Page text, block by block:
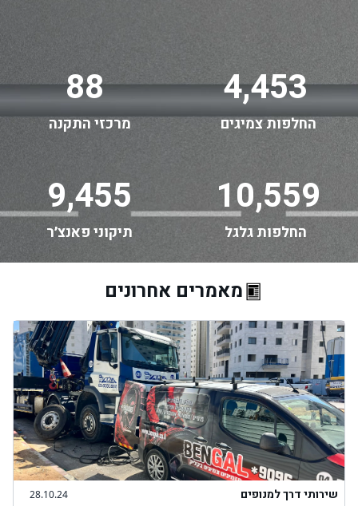
88
מרכזי התקנה
4,453
החלפות צמיגים
9,455
תיקוני פאנצ׳ר
10,559
החלפות גלגל
מאמרים אחרונים
28.10.24 שירותי דרך למנופים